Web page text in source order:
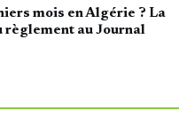
mois en Algérie ? La
règlement au Journal